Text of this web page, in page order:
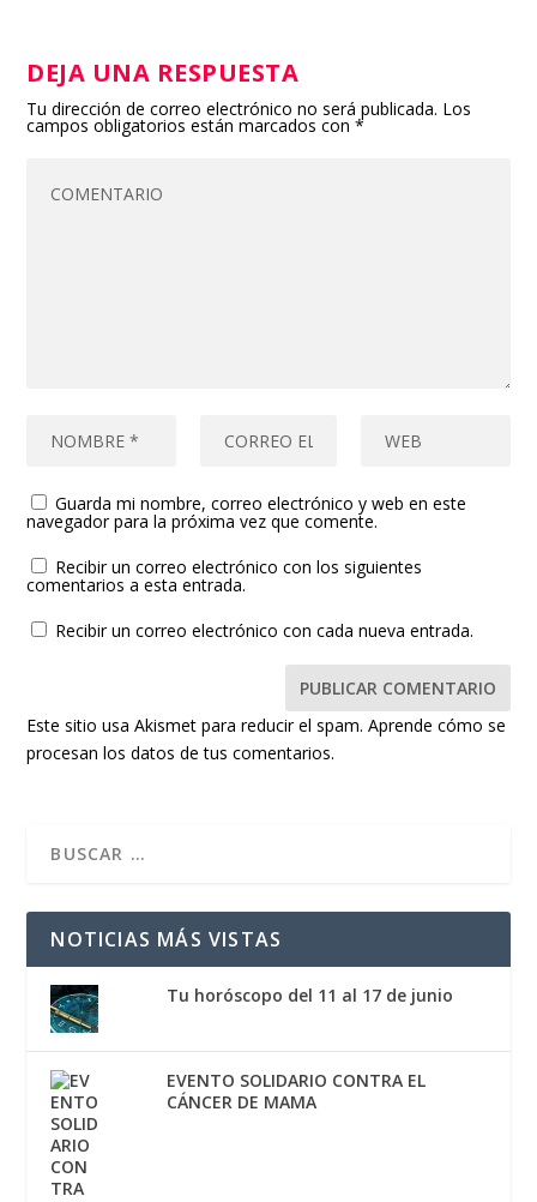
DEJA UNA RESPUESTA
Tu dirección de correo electrónico no será publicada. Los
campos obligatorios están marcados con*
Guarda mi nombre, correo electrónico y web en este
navegador para la próxima vez que comente.
Recibir un correo electrónico con los siguientes
comentarios a esta entrada.
Recibir un correo electrónico con cada nueva entrada.
Este sitio usa Akismet para reducir el spam.Aprende cómo se
procesan los datos de tus comentarios.
NOTICIAS MÁS VISTAS
Tu horóscopo del 11 al 17 de junio
EVENTO SOLIDARIO CONTRA EL
CÁNCER DE MAMA